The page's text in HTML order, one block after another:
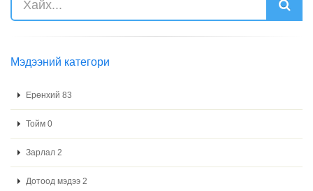
Мэдээний категори
Ерөнхий 83
Тойм 0
Зарлал 2
Дотоод мэдээ 2